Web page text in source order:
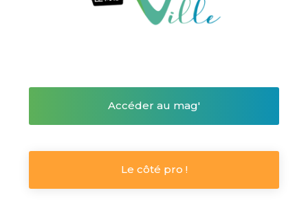
Accéder au mag'
Le côté pro !